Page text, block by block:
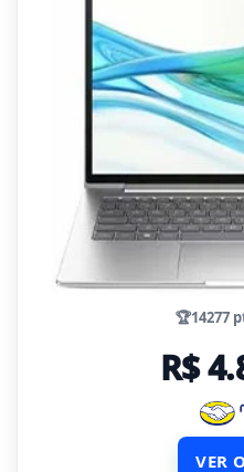
🏆14277
R$
VER